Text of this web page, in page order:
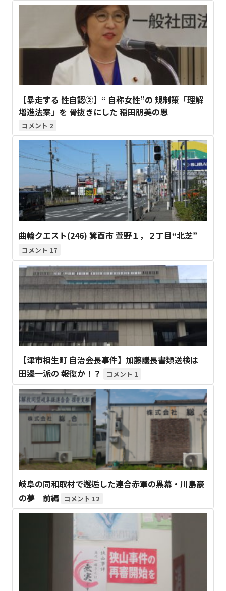
【暴走する 性自認②】“ 自称女性”の 規制策「理解
増進法案」を 骨抜きにした 稲田朋美の愚
2
曲輪クエスト(246) 箕面市 萱野１，２丁目“北芝”
17
【津市相生町 自治会長事件】加藤議長書類送検は
田邊一派の 報復か！？
1
岐阜の同和取材で邂逅した連合赤軍の黒幕・川島豪
の夢 前編
12